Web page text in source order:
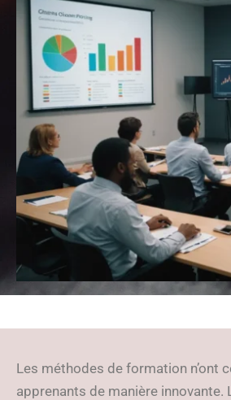
Les méthodes de formation n’ont
apprenants de manière